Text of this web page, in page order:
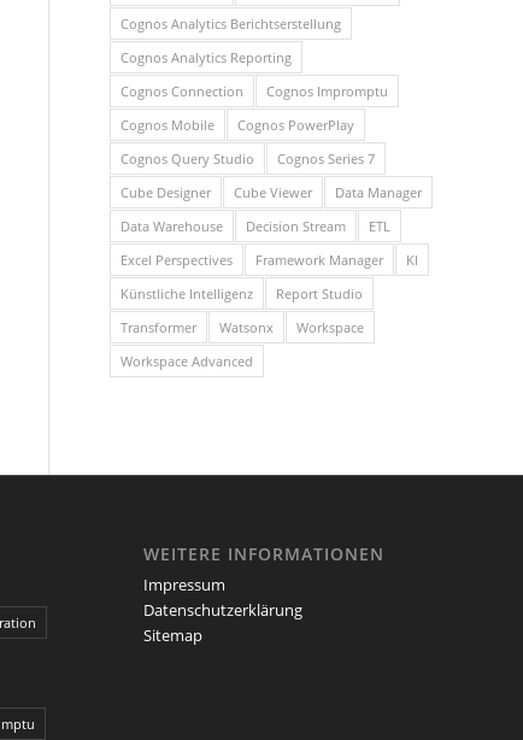
Cognos Analytics Berichtserstellung
Cognos Analytics Reporting
Cognos Connection
Cognos Impromptu
Cognos Mobile
Cognos PowerPlay
Cognos Query Studio
Cognos Series 7
Cube Designer
Cube Viewer
Data Manager
Data Warehouse
Decision Stream
ETL
Excel Perspectives
Framework Manager
KI
Künstliche Intelligenz
Report Studio
Transformer
Watsonx
Workspace
Workspace Advanced
WEITERE INFORMATIONEN
Impressum
Datenschutzerklärung
Sitemap